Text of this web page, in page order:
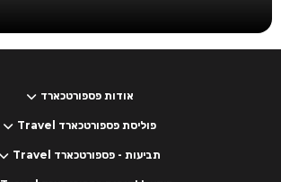
אודות פספורטכארד
פוליסת פספורטכארד Travel
תביעות - פספורטכארד Travel